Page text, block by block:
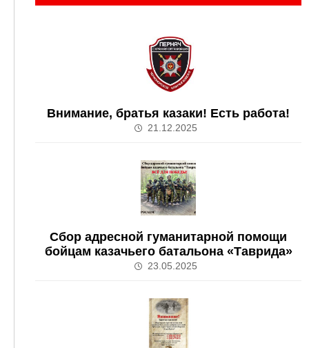
Внимание, братья казаки! Есть работа!
21.12.2025
Сбор адресной гуманитарной помощи
бойцам казачьего батальона «Таврида»
23.05.2025